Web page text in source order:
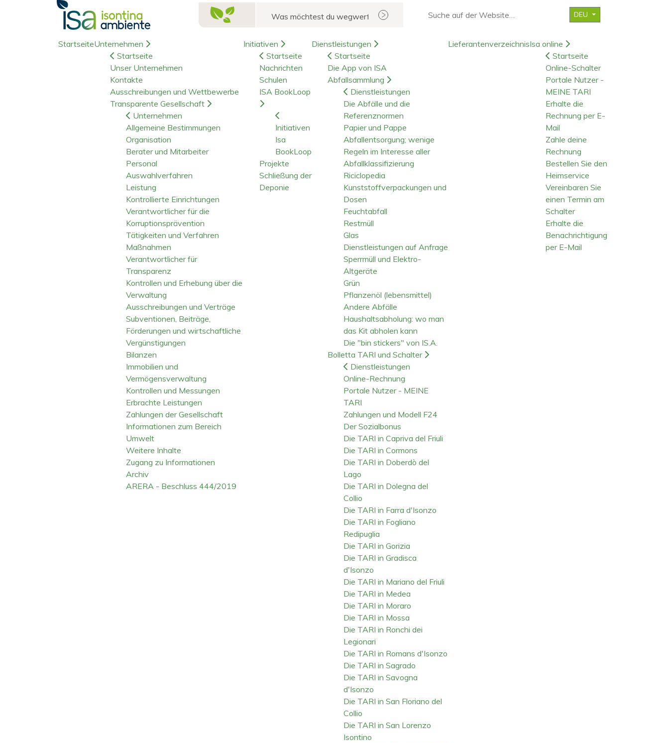
Suchen
DEU
StartseiteUnternehmen
Startseite
Unser Unternehmen
Kontakte
Ausschreibungen und Wettbewerbe
Transparente Gesellschaft
Unternehmen
Allgemeine Bestimmungen
Organisation
Berater und Mitarbeiter
Personal
Auswahlverfahren
Leistung
Kontrollierte Einrichtungen
Verantwortlicher für die
Korruptionsprävention
Tätigkeiten und Verfahren
Maßnahmen
Verantwortlicher für
Transparenz
Kontrollen und Erhebung über die
Verwaltung
Ausschreibungen und Verträge
Subventionen, Beiträge,
Förderungen und wirtschaftliche
Vergünstigungen
Bilanzen
Immobilien und
Vermögensverwaltung
Kontrollen und Messungen
Erbrachte Leistungen
Zahlungen der Gesellschaft
Informationen zum Bereich
Umwelt
Weitere Inhalte
Zugang zu Informationen
Archiv
ARERA - Beschluss 444/2019
Initiativen
Startseite
Nachrichten
Schulen
ISA BookLoop
Initiativen
Isa
BookLoop
Projekte
Schließung der
Deponie
Dienstleistungen
Startseite
Die App von ISA
Abfallsammlung
Dienstleistungen
Die Abfälle und die
Referenznormen
Papier und Pappe
Abfallentsorgung; wenige
Regeln im Interesse aller
Abfallklassifizierung
Riciclopedia
Kunststoffverpackungen und
Dosen
Feuchtabfall
Restmüll
Glas
Dienstleistungen auf Anfrage
Sperrmüll und Elektro-
Altgeräte
Grün
Pflanzenöl (lebensmittel)
Andere Abfälle
Haushaltsabholung: wo man
das Kit abholen kann
Die "bin stickers" von IS.A.
Bolletta TARI und Schalter
Dienstleistungen
Online-Rechnung
Portale Nutzer - MEINE
TARI
Zahlungen und Modell F24
Der Sozialbonus
Die TARI in Capriva del Friuli
Die TARI in Cormons
Die TARI in Doberdò del
Lago
Die TARI in Dolegna del
Collio
Die TARI in Farra d'Isonzo
Die TARI in Fogliano
Redipuglia
Die TARI in Gorizia
Die TARI in Gradisca
d'Isonzo
Die TARI in Mariano del Friuli
Die TARI in Medea
Die TARI in Moraro
Die TARI in Mossa
Die TARI in Ronchi dei
Legionari
Die TARI in Romans d'Isonzo
Die TARI in Sagrado
Die TARI in Savogna
d'Isonzo
Die TARI in San Floriano del
Collio
Die TARI in San Lorenzo
Isontino
LieferantenverzeichnisIsa online
Startseite
Online-Schalter
Portale Nutzer -
MEINE TARI
Erhalte die
Rechnung per E-
Mail
Zahle deine
Rechnung
Bestellen Sie den
Heimservice
Vereinbaren Sie
einen Termin am
Schalter
Erhalte die
Benachrichtigung
per E-Mail